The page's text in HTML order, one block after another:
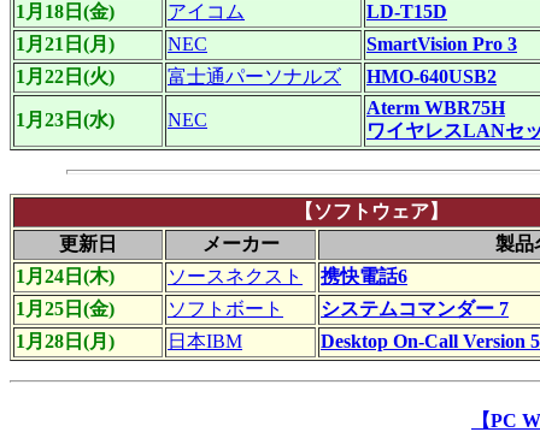
1月18日(金)
アイコム
LD-T15D
1月21日(月)
NEC
SmartVision Pro 3
1月22日(火)
富士通パーソナルズ HMO-640USB2
1月23日(水) NEC
Aterm WBR75H
ワイヤレスLANセ
【ソフトウェア】
更新日
メーカー
製品
1月24日(木)
ソースネクスト
携快電話6
1月25日(金)
ソフトボート
システムコマンダー 7
1月28日(月)
日本IBM Desktop On-Call Version
【PC